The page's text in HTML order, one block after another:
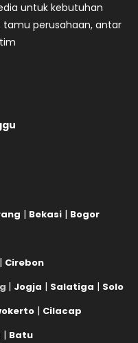
untuk kebutuhan
tamu perusahaan, antar
| Bekasi | Bogor
| Cirebon
| Jogja | Salatiga | Solo
| Cilacap
| Batu